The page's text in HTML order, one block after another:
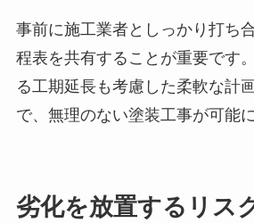
事前に施工業者としっかり打ち
程表を共有することが重要です
る工期延長も考慮した柔軟な計
で、無理のない塗装工事が可能
劣化を放置するリス